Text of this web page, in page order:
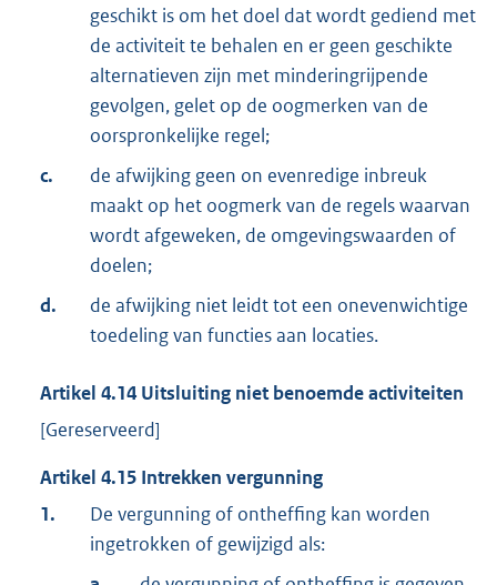
geschikt is om het doel dat wordt gediend met
de activiteit te behalen en er geen geschikte
alternatieven zijn met minderingrijpende
gevolgen, gelet op de oogmerken van de
oorspronkelijke regel;
c.
de afwijking geen on evenredige inbreuk
maakt op het oogmerk van de regels waarvan
wordt afgeweken, de omgevingswaarden of
doelen;
d.
de afwijking niet leidt tot een onevenwichtige
toedeling van functies aan locaties.
Artikel 4.14 Uitsluiting niet benoemde activiteiten
[Gereserveerd]
Artikel 4.15 Intrekken vergunning
1.
De vergunning of ontheffing kan worden
ingetrokken of gewijzigd als: